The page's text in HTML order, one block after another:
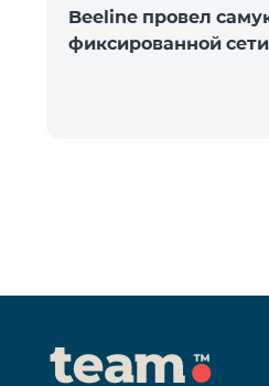
Beeline провел
фиксированной